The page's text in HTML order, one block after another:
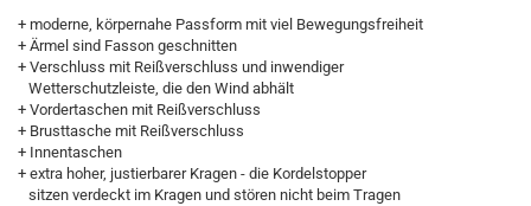
+ moderne, körpernahe Passform mit viel Bewegungsfreiheit
+ Ärmel sind Fasson geschnitten
+ Verschluss mit Reißverschluss und inwendiger
Wetterschutzleiste, die den Wind abhält
+ Vordertaschen mit Reißverschluss
+ Brusttasche mit Reißverschluss
+ Innentaschen
+ extra hoher, justierbarer Kragen - die Kordelstopper
sitzen verdeckt im Kragen und stören nicht beim Tragen